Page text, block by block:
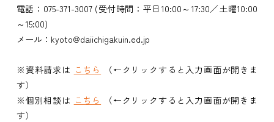
電話：075-371-3007 (受付時間：平日10:00～17:30／土曜10:00
～15:00)
メール：kyoto@daiichigakuin.ed.jp
※資料請求は こちら
（←クリックすると入力画面が開きま
す）
※個別相談は こちら
（←クリックすると入力画面が開きま
す）